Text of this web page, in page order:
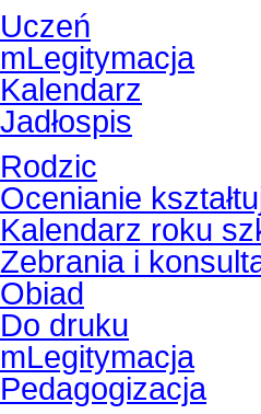
Uczeń
mLegitymacja
Kalendarz
Jadłospis
Rodzic
Ocenianie
Kalendarz roku
Zebrania i
Obiad
Do druku
mLegitymacja
Pedagogizacja